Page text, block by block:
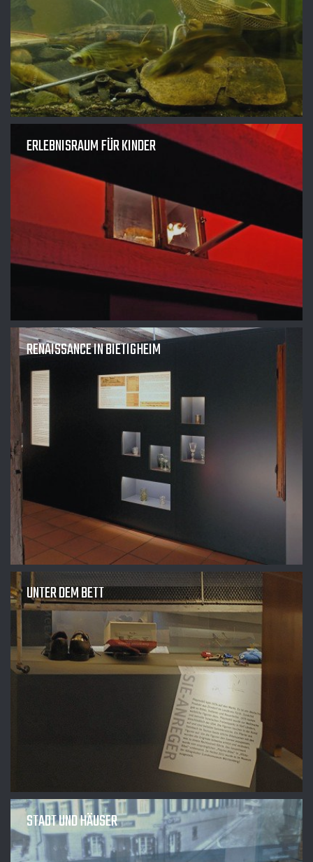
ERLEBNISRAUM FÜR KINDER
RENAISSANCE IN BIETIGHEIM
UNTER DEM BETT
STADT UND HÄUSER